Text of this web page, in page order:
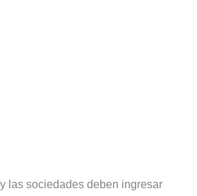
las sociedades deben ingresar